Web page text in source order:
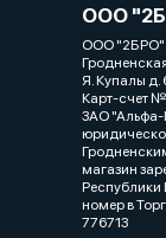
ООО
ООО "2БРО"
Я. Купалы д.
Карт-счет №
ЗАО "Альфа-
магазин
Республики
номер в
776713